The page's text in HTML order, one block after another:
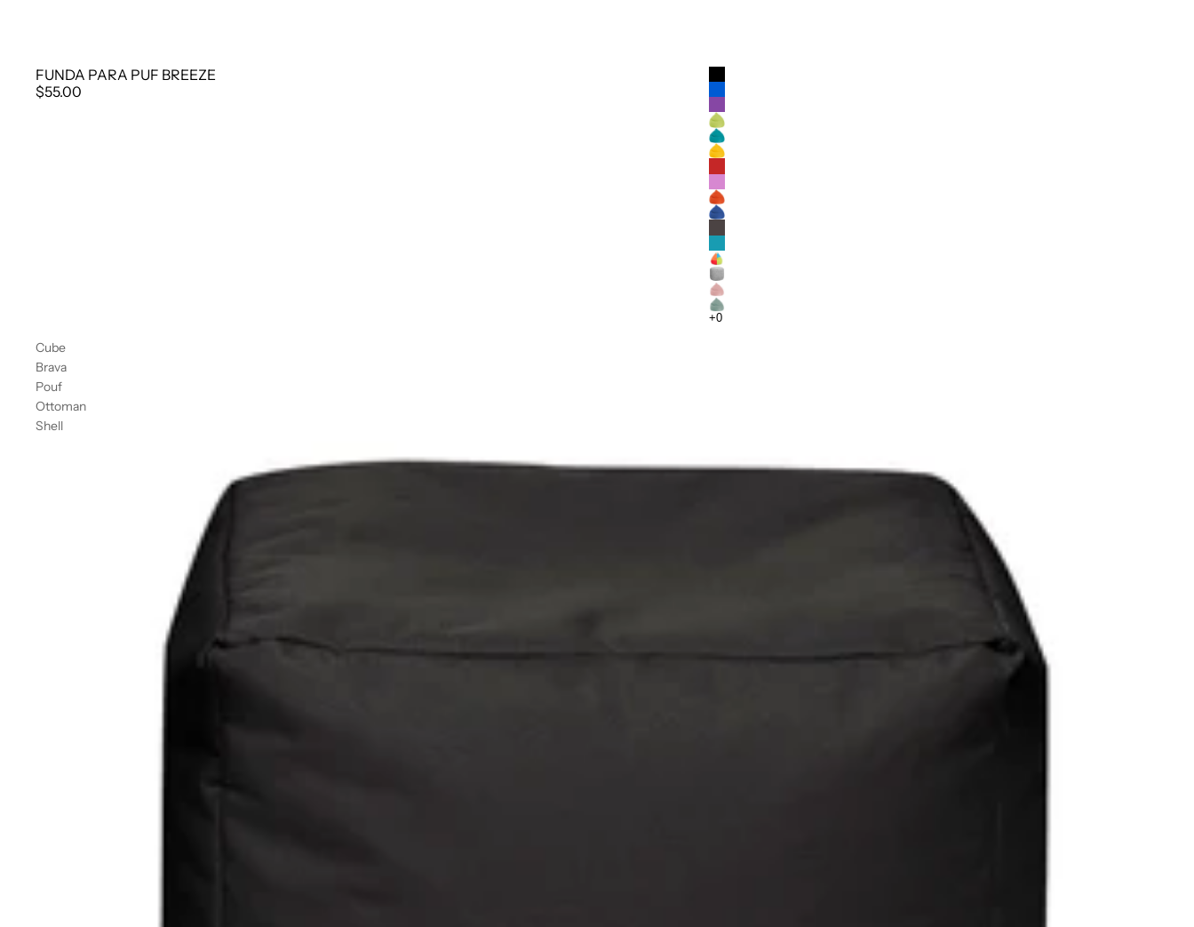
FUNDA PARA PUF BREEZE
$55.00
Cube
Brava
Pouf
Ottoman
Shell